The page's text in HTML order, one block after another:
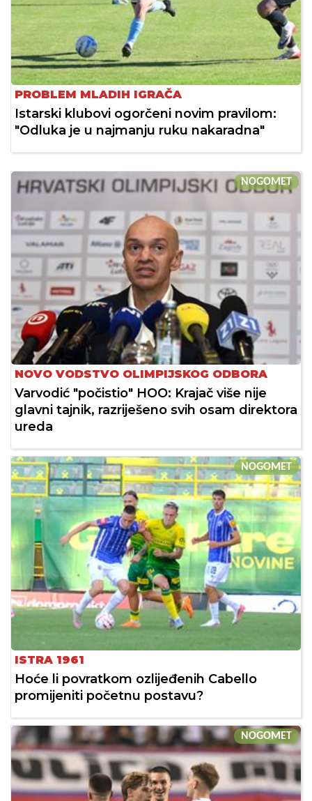
PROBLEM MLADIH IGRAČA
Istarski klubovi ogorčeni novim pravilom:
"Odluka je u najmanju ruku nakaradna"
NOGOMET
NOVO VODSTVO OLIMPIJSKOG ODBORA
Varvodić "počistio" HOO: Krajač više nije
glavni tajnik, razriješeno svih osam direktora
ureda
NOGOMET
ISTRA 1961
Hoće li povratkom ozlijeđenih Cabello
promijeniti početnu postavu?
NOGOMET